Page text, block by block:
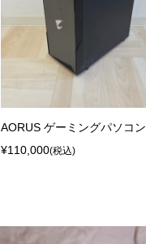
AORUS ゲーミングパソコン
¥110,000(税込)